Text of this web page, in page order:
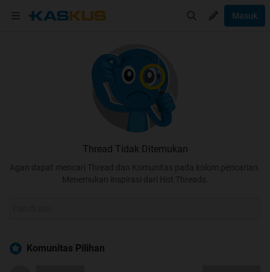
Masuk
Thread Tidak Ditemukan
Agan dapat mencari Thread dan Komunitas pada kolom pencarian.
Menemukan inspirasi dari Hot Threads.
Komunitas Pilihan